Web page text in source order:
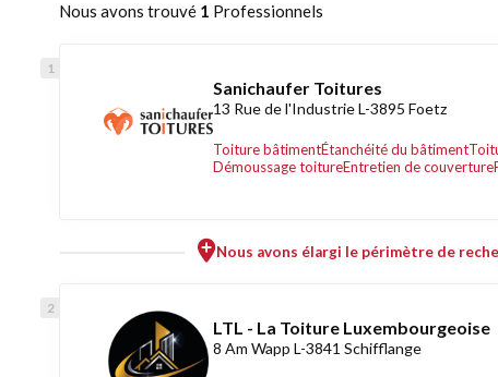
Nous avons trouvé 1 Professionnels
Sanichaufer Toitures
13 Rue de l'Industrie L-3895 Foetz
Toiture bâtimentÉtanchéité du bâtiment
Démoussage toitureEntretien de couverture
Nous avons élargi le périmètre de
LTL - La Toiture Luxembourgeoise
8 Am Wapp L-3841 Schifflange